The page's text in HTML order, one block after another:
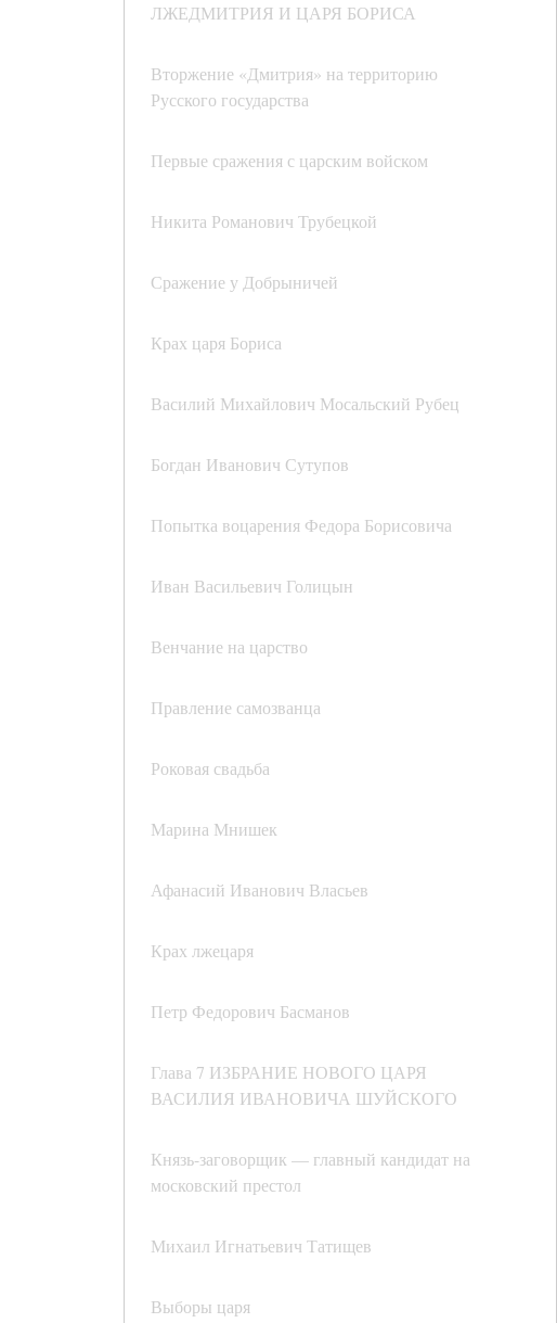
ЛЖЕДМИТРИЯ И ЦАРЯ БОРИСА
Вторжение «Дмитрия» на территорию
Русского государства
Первые сражения с царским войском
Никита Романович Трубецкой
Сражение у Добрыничей
Крах царя Бориса
Василий Михайлович Мосальский Рубец
Богдан Иванович Сутупов
Попытка воцарения Федора Борисовича
Иван Васильевич Голицын
Венчание на царство
Правление самозванца
Роковая свадьба
Марина Мнишек
Афанасий Иванович Власьев
Крах лжецаря
Петр Федорович Басманов
Глава 7 ИЗБРАНИЕ НОВОГО ЦАРЯ
ВАСИЛИЯ ИВАНОВИЧА ШУЙСКОГО
Князь-заговорщик — главный кандидат на
московский престол
Михаил Игнатьевич Татищев
Выборы царя